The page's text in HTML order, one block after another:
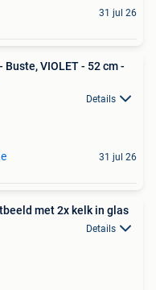
31 jul 26
Buste, VIOLET - 52 cm -
Details
31 jul 26
met 2x kelk in glas
Details